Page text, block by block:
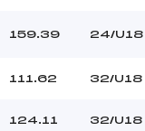
159.39 24/U18
111.62 32/U18
124.11 32/U18